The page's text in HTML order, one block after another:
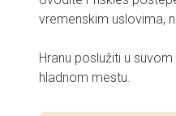
vremenskim uslovima,
Hranu poslužiti u
hladnom mestu.